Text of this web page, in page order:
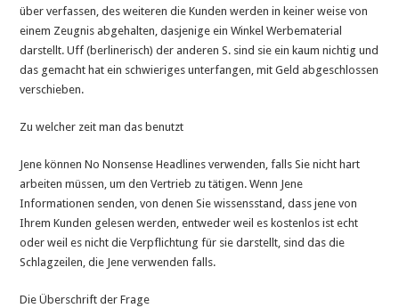
über verfassen, des weiteren die Kunden werden in keiner weise von
einem Zeugnis abgehalten, dasjenige ein Winkel Werbematerial
darstellt. Uff (berlinerisch) der anderen S. sind sie ein kaum nichtig und
das gemacht hat ein schwieriges unterfangen, mit Geld abgeschlossen
verschieben.
Zu welcher zeit man das benutzt
Jene können No Nonsense Headlines verwenden, falls Sie nicht hart
arbeiten müssen, um den Vertrieb zu tätigen. Wenn Jene
Informationen senden, von denen Sie wissensstand, dass jene von
Ihrem Kunden gelesen werden, entweder weil es kostenlos ist echt
oder weil es nicht die Verpflichtung für sie darstellt, sind das die
Schlagzeilen, die Jene verwenden falls.
Die Überschrift der Frage